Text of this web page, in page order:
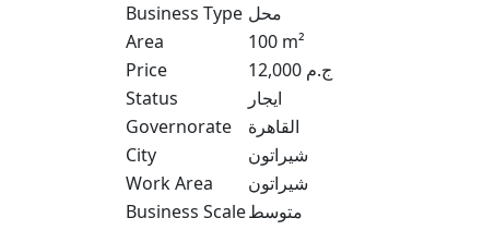
Business Type محل
Area
100 m²
Price
12,000 ج.م
Status
ايجار
Governorate
القاهرة
City
شيراتون
Work Area
شيراتون
Business Scaleمتوسط